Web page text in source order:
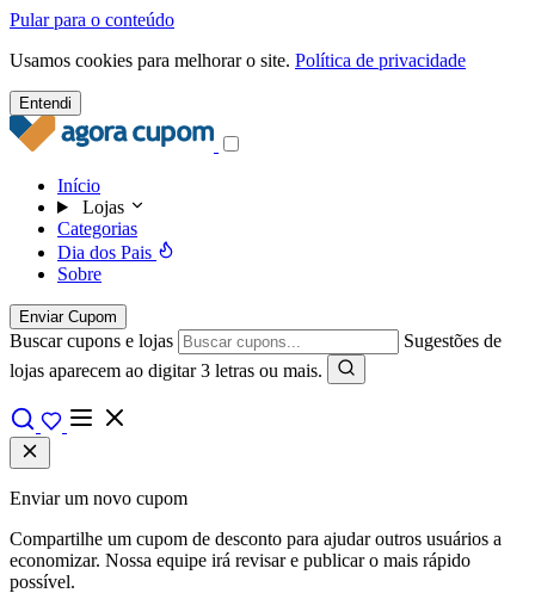
Pular para o conteúdo
Usamos cookies para melhorar o site. Política de privacidade
Entendi
Início
Lojas
Categorias
Dia dos Pais
Sobre
Enviar Cupom
Buscar cupons e lojas
Sugestões de
lojas aparecem ao digitar 3 letras ou mais.
Enviar um novo cupom
Compartilhe um cupom de desconto para ajudar outros usuários a
economizar. Nossa equipe irá revisar e publicar o mais rápido
possível.